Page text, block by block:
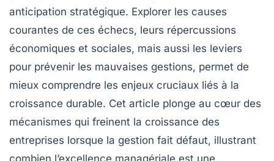
anticipation stratégique. Explorer les causes
courantes de ces échecs, leurs répercussions
économiques et sociales, mais aussi les leviers
pour prévenir les mauvaises gestions, permet de
mieux comprendre les enjeux cruciaux liés à la
croissance durable. Cet article plonge au cœur des
mécanismes qui freinent la croissance des
entreprises lorsque la gestion fait défaut, illustrant
combien l’excellence managériale est une